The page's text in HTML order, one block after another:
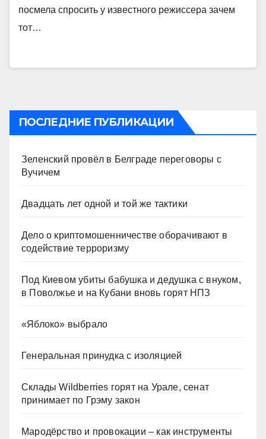
посмела спросить у известного режиссера зачем
тот…
ПОСЛЕДНИЕ ПУБЛИКАЦИИ
Зеленский провёл в Белграде переговоры с
Вучичем
Двадцать лет одной и той же тактики
Дело о криптомошенничестве оборачивают в
содействие терроризму
Под Киевом убиты бабушка и дедушка с внуком,
в Поволжье и на Кубани вновь горят НПЗ
«Яблоко» выбрало
Генеральная принудка с изоляцией
Склады Wildberries горят на Урале, сенат
принимает по Грэму закон
Мародёрство и провокации – как инструменты